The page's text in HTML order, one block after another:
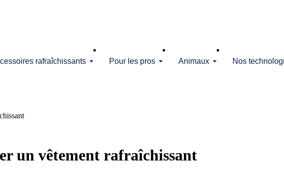
rafraîchissants Pour les pros Animaux Nos
un vêtement rafraîchissant